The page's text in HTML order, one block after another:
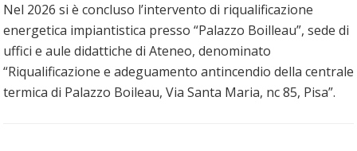
Nel 2026 si è concluso l’intervento di riqualificazione
energetica impiantistica presso “Palazzo Boilleau”, sede di
uffici e aule didattiche di Ateneo, denominato
“Riqualificazione e adeguamento antincendio della centrale
termica di Palazzo Boileau, Via Santa Maria, nc 85, Pisa”.